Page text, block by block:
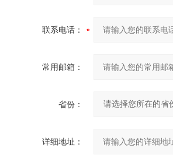
联系电话：
常用邮箱：
省份：
详细地址：